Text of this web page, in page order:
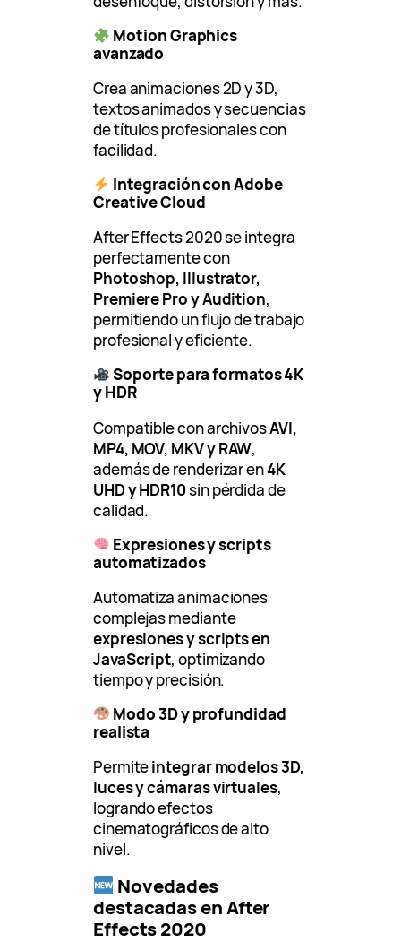
Motion Graphics
avanzado
Crea animaciones 2D y 3D,
textos animados y secuencias
de títulos profesionales con
facilidad.
Integración con Adobe
Creative Cloud
After Effects 2020 se integra
perfectamente con
Photoshop, Illustrator,
Premiere Pro y Audition,
permitiendo un flujo de trabajo
profesional y eficiente.
Soporte para formatos 4K
y HDR
Compatible con archivosAVI,
MP4, MOV, MKV y RAW,
además de renderizar en4K
UHD y HDR10sin pérdida de
calidad.
Expresiones y scripts
automatizados
Automatiza animaciones
complejas mediante
expresiones y scripts en
JavaScript, optimizando
tiempo y precisión.
Modo 3D y profundidad
realista
Permiteintegrar modelos 3D,
luces y cámaras virtuales,
logrando efectos
cinematográficos de alto
nivel.
Novedades
destacadas en After
Effects 2020